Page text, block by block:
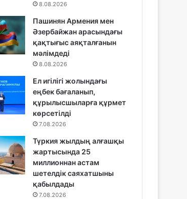
8.08.2026
Пашинян Армения мен
Әзербайжан арасындағы
қақтығыс аяқталғанын
мәлімдеді
8.08.2026
Ел игілігі жолындағы
еңбек бағаланып,
құрылысшыларға құрмет
көрсетілді
7.08.2026
Түркия жылдың алғашқы
жартысында 25
миллионнан астам
шетелдік саяхатшыны
қабылдады
7.08.2026